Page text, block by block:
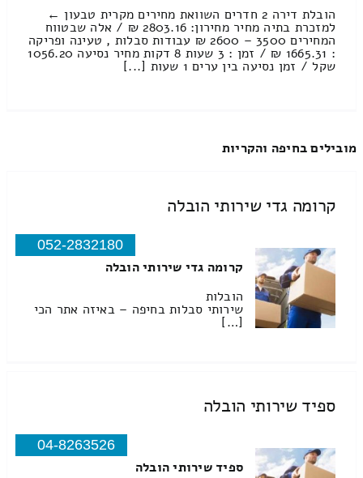
הובלת דירה 2 חדרים השוואת מחירים מקרית טבעון ←
למזכרת בתיה מחיר מחירון: 2803.16 ₪ / אלה שבטווח
המחירים 3500 – 2600 ₪ עבודות סבלות , טעינה ופריקה
: 1665.31 ₪ / זמן : 3 שעות 8 דקות מחיר נסיעה 1056.20
שקל / זמן נסיעה בין ערים 1 שעות [...]
מובילים בחיפה והקריות
קרומה גדי שירותי הובלה
052-2832180
קרומה גדי שירותי הובלה
הובלות
שירותי סבלות בחיפה – באיזה אתר הכי
[…]
ספיד שירותי הובלה
04-8263526
ספיד שירותי הובלה